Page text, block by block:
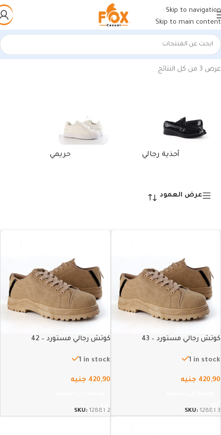
Skip to navigation
Skip to main content
الرئيسية/منتجات تحت الوسم “كوتش رياضي هافان للرجال”
عرض ⁦3⁩ من كل النتائج
أحذية رجالي حريمي
عرض العمود
كوتش رجالي مستورد – 43
1 in stock
420,90 جنيه
SKU: 12881-3
كوتش رجالي مستورد – 42
1 in stock
420,90 جنيه
SKU: 12881-2